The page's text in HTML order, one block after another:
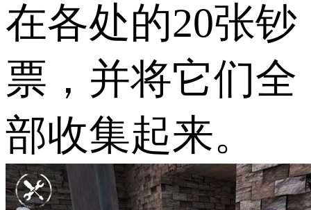
在各处的20张钞
票，并将它们全
部收集起来。